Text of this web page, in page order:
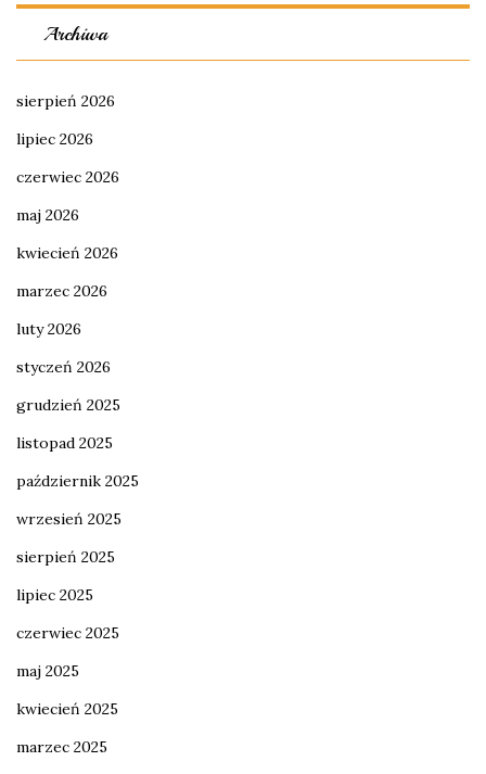
Archiwa
sierpień 2026
lipiec 2026
czerwiec 2026
maj 2026
kwiecień 2026
marzec 2026
luty 2026
styczeń 2026
grudzień 2025
listopad 2025
październik 2025
wrzesień 2025
sierpień 2025
lipiec 2025
czerwiec 2025
maj 2025
kwiecień 2025
marzec 2025